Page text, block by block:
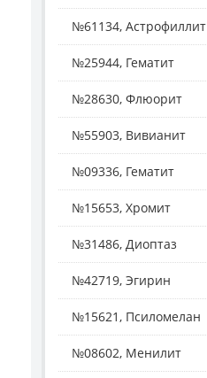
№61134, Астрофиллит
№25944, Гематит
№28630, Флюорит
№55903, Вивианит
№09336, Гематит
№15653, Хромит
№31486, Диоптаз
№42719, Эгирин
№15621, Псиломелан
№08602, Менилит